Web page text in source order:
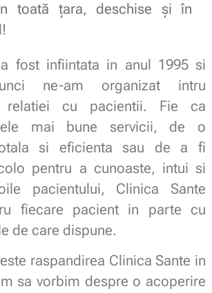
toată țara, deschise și în
fost infiintata in anul 1995 si
ne-am organizat intru
relatiei cu pacientii. Fie ca
mai bune servicii, de o
si eficienta sau de a fi
pentru a cunoaste, intui si
pacientului, Clinica Sante
fiecare pacient in parte cu
de care dispune.
raspandirea Clinica Sante in
sa vorbim despre o acoperire